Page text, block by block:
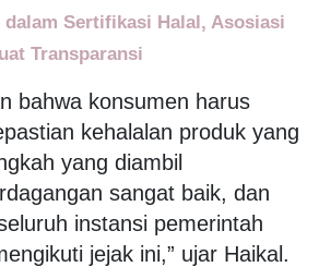
Sertifikasi Halal, Asosiasi
Transparansi
bahwa konsumen harus
kehalalan produk yang
yang diambil
sangat baik, dan
instansi pemerintah
jejak ini,” ujar Haikal.